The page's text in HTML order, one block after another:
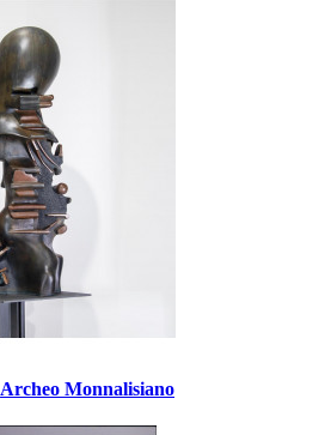
Archeo Monnalisiano